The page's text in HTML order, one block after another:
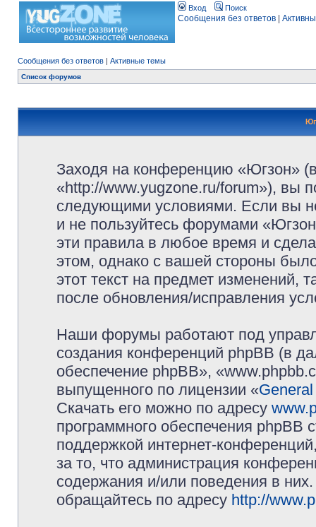
Вход Поиск
Сообщения без ответов
Сообщения без ответов | Активные темы
Список форумов
Заходя на конференцию «Югзон»
«http://www.yugzone.ru/forum»), вы
следующими условиями. Если вы
и не пользуйтесь форумами
эти правила в любое время и
этом, однако с вашей стороны
этот текст на предмет изменений,
после обновления/исправления
Наши форумы работают под
создания конференций phpBB (в
обеспечение phpBB»,
выпущенного по лицензии «
Скачать его можно по адресу
программного обеспечения phpBB
поддержкой интернет-
за то, что администрация
содержания и/или поведения в
обращайтесь по адресу http://